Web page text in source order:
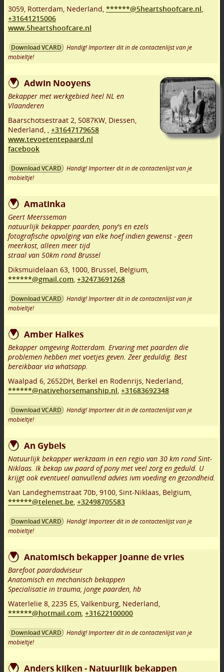
3059, Rotterdam, Nederland, ******@5heartshoofcare.nl,
+31641215006
www.5heartshoofcare.nl
Download VCARD
Handig! Importeer dit in de contactenlijst van je
mobieltje!
Adwin Nooyens
Bekapper met werkgebied heel NL en
Vlaanderen
Baarschotsestraat 2, 5087KW, Diessen,
Nederland, , +31647179658
www.tevoetentepaard.nl
facebook
Download VCARD
Handig! Importeer dit in de contactenlijst van je
mobieltje!
Amatinka
Geert Meersseman
natuurlijk bekapper paarden, pony's en ezels
fotografische opvolging van elke hoef indien gewenst - geen
meerkost, alleen meer tijd
straal van 50km rond Brussel
Diksmuidelaan 63, 1000, Brussel, Belgium,
******@gmail.com, +32473691268
Download VCARD
Handig! Importeer dit in de contactenlijst van je
mobieltje!
Amber Halkes
Bekapper omgeving Rotterdam. Ervaring met paarden die
problemen hebben met voetjes geven. Zeer geduldig. Best
bereikbaar via whatsapp.
Waalpad 6, 2652DH, Berkel en Rodenrijs, Nederland,
******@nativehorsemanship.nl, +31683692348
Download VCARD
Handig! Importeer dit in de contactenlijst van je
mobieltje!
An Gybels
Natuurlijk bekapper werkzaam in een regio van 30 km rond Sint-
Niklaas. Ik bekap uw paard of pony met veel zorg en geduld. U
krijgt ook eventueel aanvullend advies ivm voeding en gezondheid.
Van Landeghemstraat 70b, 9100, Sint-Niklaas, Belgium,
******@telenet.be, +32498705583
Download VCARD
Handig! Importeer dit in de contactenlijst van je
mobieltje!
Anatomisch bekapper Joanne de vries
Barefoot paardadviseur
Anatomisch en mechanisch bekappen
Specialisatie in trauma, jonge paarden, hb
Waterlelie 8, 2235 ES, Valkenburg, Nederland,
******@hotmail.com, +31622100000
Download VCARD
Handig! Importeer dit in de contactenlijst van je
mobieltje!
Anders kijken - Natuurlijk bekappen